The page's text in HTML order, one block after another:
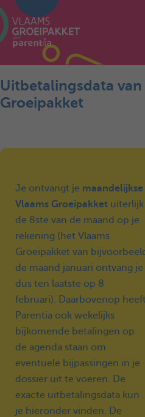
Uitbetalingsdata van
Groeipakket
Je ontvangt je maandelijkse
Vlaams Groeipakket uiterlijk
de 8ste van de maand op je
rekening (het Vlaams
Groeipakket van
de maand januari ontvang je
dus ten laatste op 8
februari). Daarbovenop heeft
Parentia ook wekelijks
bijkomende betalingen op
de agenda staan om
eventuele bijpassingen in je
dossier uit te voeren. De
exacte uitbetalingsdata kun
je hieronder vinden. De